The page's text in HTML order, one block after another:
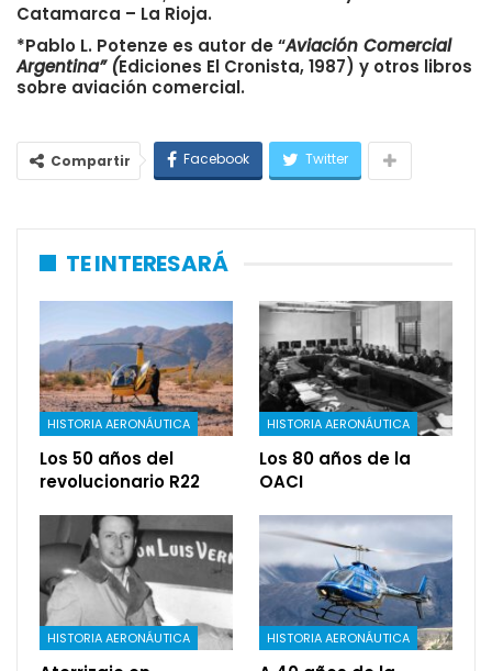
Catamarca – La Rioja.
*Pablo L. Potenze es autor de “Aviación Comercial
Argentina” (Ediciones El Cronista, 1987) y otros libros
sobre aviación comercial.
Compartir Facebook Twitter
TE INTERESARÁ
HISTORIA AERONÁUTICA
Los 50 años del
revolucionario R22
HISTORIA AERONÁUTICA
Los 80 años de la
OACI
HISTORIA AERONÁUTICA HISTORIA AERONÁUTICA